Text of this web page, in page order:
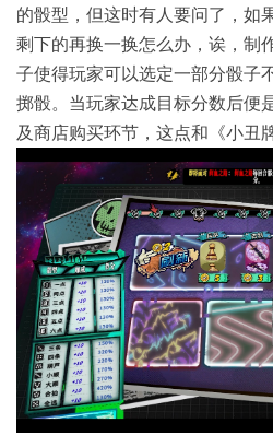
的骰型，但这时有人要问了，如
剩下的再换一换怎么办，诶，制
子使得玩家可以选定一部分骰子
掷骰。当玩家达成目标分数后便
及商店购买环节，这点和《小丑